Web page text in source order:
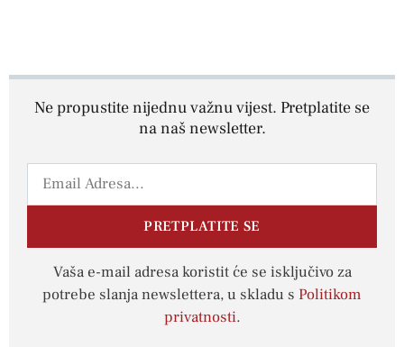
Ne propustite nijednu važnu vijest. Pretplatite se
na naš newsletter.
PRETPLATITE SE
Vaša e-mail adresa koristit će se isključivo za
potrebe slanja newslettera, u skladu s Politikom
privatnosti.